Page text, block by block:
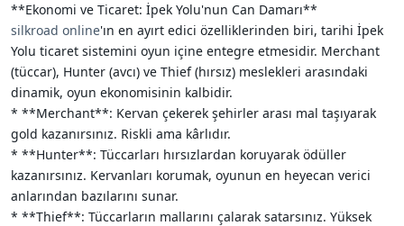
**Ekonomi ve Ticaret: İpek Yolu'nun Can Damarı**
silkroad online'ın en ayırt edici özelliklerinden biri, tarihi İpek
Yolu ticaret sistemini oyun içine entegre etmesidir. Merchant
(tüccar), Hunter (avcı) ve Thief (hırsız) meslekleri arasındaki
dinamik, oyun ekonomisinin kalbidir.
* **Merchant**: Kervan çekerek şehirler arası mal taşıyarak
gold kazanırsınız. Riskli ama kârlıdır.
* **Hunter**: Tüccarları hırsızlardan koruyarak ödüller
kazanırsınız. Kervanları korumak, oyunun en heyecan verici
anlarından bazılarını sunar.
* **Thief**: Tüccarların mallarını çalarak satarsınız. Yüksek